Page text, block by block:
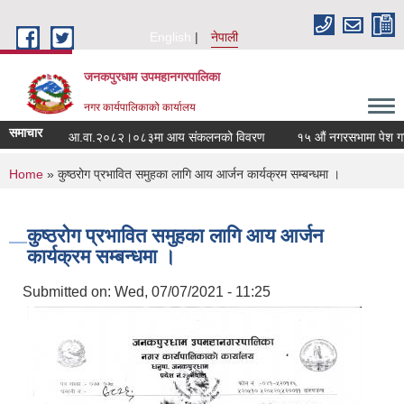
English
नेपाली
जनकपुरधाम उपमहानगरपालिका
नगर कार्यपालिकाको कार्यालय
समाचार आ.वा.२०८२।०८३मा आय संकलनको विवरण १५ औं नगरसभामा पेश
You are here
Home » कुष्ठरोग प्रभावित समुहका लागि आय आर्जन कार्यक्रम सम्बन्धमा ।
कुष्ठरोग प्रभावित समुहका लागि आय आर्जन
कार्यक्रम सम्बन्धमा ।
Submitted on: Wed, 07/07/2021 - 11:25